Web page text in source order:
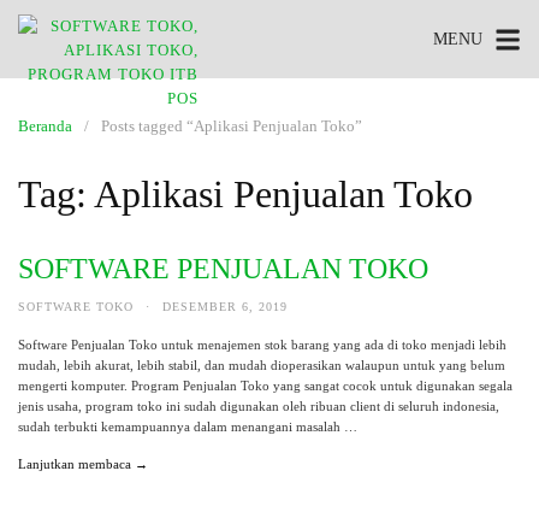
MENU
Beranda Posts tagged “Aplikasi Penjualan Toko”
Tag: Aplikasi Penjualan Toko
SOFTWARE PENJUALAN TOKO
SOFTWARE TOKO · DESEMBER 6, 2019
Software Penjualan Toko untuk menajemen stok barang yang ada di toko menjadi lebih
mudah, lebih akurat, lebih stabil, dan mudah dioperasikan walaupun untuk yang belum
mengerti komputer. Program Penjualan Toko yang sangat cocok untuk digunakan segala
jenis usaha, program toko ini sudah digunakan oleh ribuan client di seluruh indonesia,
sudah terbukti kemampuannya dalam menangani masalah …
Lanjutkan membaca →